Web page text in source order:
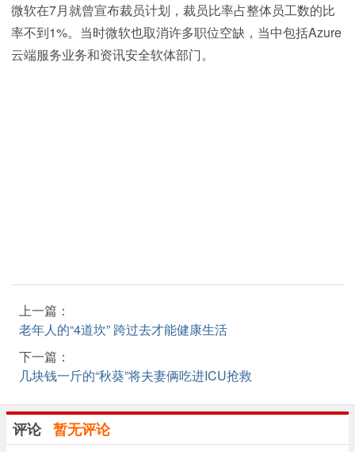
微软在7月就曾宣布裁员计划，裁员比率占整体员工数的比
率不到1%。当时微软也取消许多职位空缺，当中包括Azure
云端服务业务和资讯安全软体部门。
上一篇：
老年人的“4道坎” 跨过去才能健康生活
下一篇：
几块钱一斤的“秋葵”将夫妻俩吃进ICU抢救
评论 暂无评论